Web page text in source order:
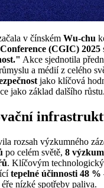
v čínském Wu-chu
(CGIC) 2025
Akce sjednotila
a médií z celého
jako klíčová
jako základ dalšího růstu.
rozsah výzkumného
po celém světě, 8
. Klíčovým
tepelné účinnosti 48 %
nízké spotřeby paliva.